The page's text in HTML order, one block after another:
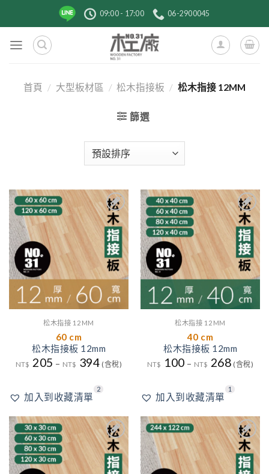
09:00 - 17:00 06-2900045
首頁 / 大型板材區 / 松木指接板 / 松木指接 12MM
篩選
加入
到收
藏清
單
2
松木指接 12MM
60 cm
松木指接板 12mm
NT$ 205 – NT$ 394 (含稅)
加入到收藏清單
2
加入
到收
藏清
單
1
松木指接 12MM
40 cm
松木指接板 12mm
NT$ 100 – NT$ 268 (含稅)
加入到收藏清單
1
加入
到收
藏清
單
加入
到收
藏清
單
3